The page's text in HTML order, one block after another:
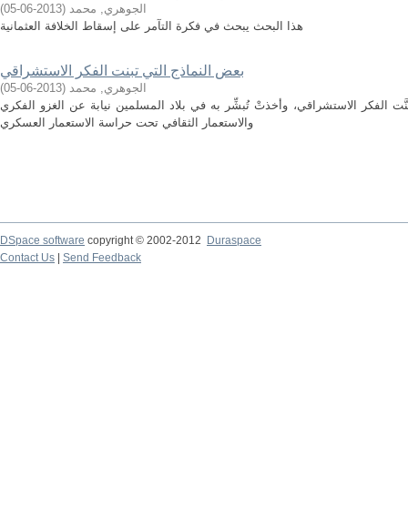
الجوهري, محمد (
2013-06-05
)
هذا البحث يبحث في فكرة التآمر على إسقاط الخلافة العثمانية
بعض النماذج التي تبنت الفكر الاستشراقي
الجوهري, محمد (
2013-06-05
)
الفكر الاستشراقي، وأخذتْ تُبشِّر به في بلاد المسلمين نيابة عن الغزو الفكري
والاستعمار الثقافي تحت حراسة الاستعمار العسكري
DSpace software copyright © 2002-2012
Duraspace
Contact Us
Send Feedback